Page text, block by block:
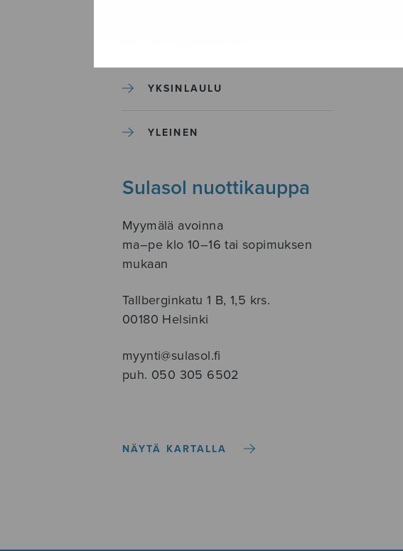
YKSINLAULU
YLEINEN
Sulasol nuottikauppa
Myymälä avoinna
ma–pe klo 10–16 tai sopimuksen
mukaan
Tallberginkatu 1 B, 1,5 krs.
00180 Helsinki
myynti@sulasol.fi
puh. 050 305 6502
NÄYTÄ KARTALLA